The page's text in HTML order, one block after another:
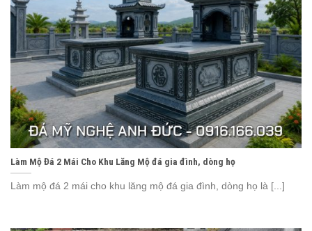
Làm Mộ Đá 2 Mái Cho Khu Lăng Mộ đá gia đình, dòng họ
Làm mộ đá 2 mái cho khu lăng mộ đá gia đình, dòng họ là [...]